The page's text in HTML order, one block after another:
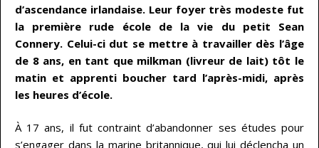
d’ascendance irlandaise. Leur foyer très modeste fut
la première rude école de la vie du petit Sean
Connery. Celui-ci dut se mettre à travailler dès l’âge
de 8 ans, en tant que milkman (livreur de lait) tôt le
matin et apprenti boucher tard l’après-midi, après
les heures d’école.
À 17 ans, il fut contraint d’abandonner ses études pour
s’engager dans la marine britannique, qui lui déclencha un